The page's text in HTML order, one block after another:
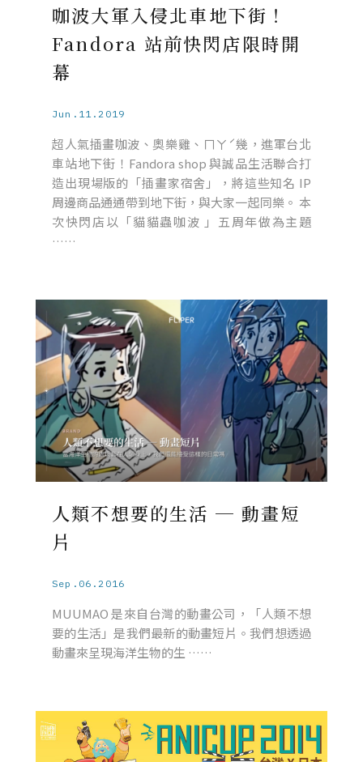
咖波大軍入侵北車地下街！
Fandora 站前快閃店限時開
幕
Jun.11.2019
超人氣插畫咖波、奧樂雞、ㄇㄚˊ幾，進軍台北
車站地下街！Fandora shop 與誠品生活聯合打
造出現場版的「插畫家宿舍」，將這些知名 IP
周邊商品通通帶到地下街，與大家一起同樂。 本
次快閃店以「貓貓蟲咖波 」五周年做為主題
……
人類不想要的生活 ─ 動畫短
片
Sep.06.2016
MUUMAO 是來自台灣的動畫公司，「人類不想
要的生活」是我們最新的動畫短片。我們想透過
動畫來呈現海洋生物的生 ……